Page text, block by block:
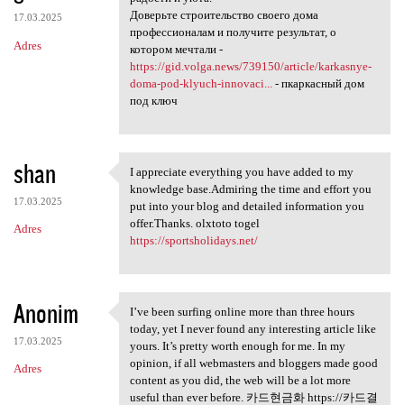
17.03.2025
Adres
Доверьте строительство своего дома
профессионалам и получите результат, о
котором мечтали -
https://gid.volga.news/739150/article/karkasnye-
doma-pod-klyuch-innovaci...- пкаркасный дом
под ключ
shan
17.03.2025
Adres
I appreciate everything you
I appreciate everything you have added to my
knowledge base.Admiring the time and effort you
put into your blog and detailed information you
offer.Thanks. olxtoto togel
https://sportsholidays.net/
Anonim
17.03.2025
Adres
I’ve been surfing online more
I’ve been surfing online more than three hours
today, yet I never found any interesting article like
yours. It’s pretty worth enough for me. In my
opinion, if all webmasters and bloggers made good
content as you did, the web will be a lot more
useful than ever before. 카드현금화 https://카드결